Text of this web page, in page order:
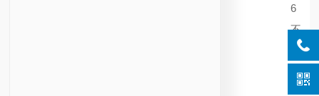
6
不
锈
钢